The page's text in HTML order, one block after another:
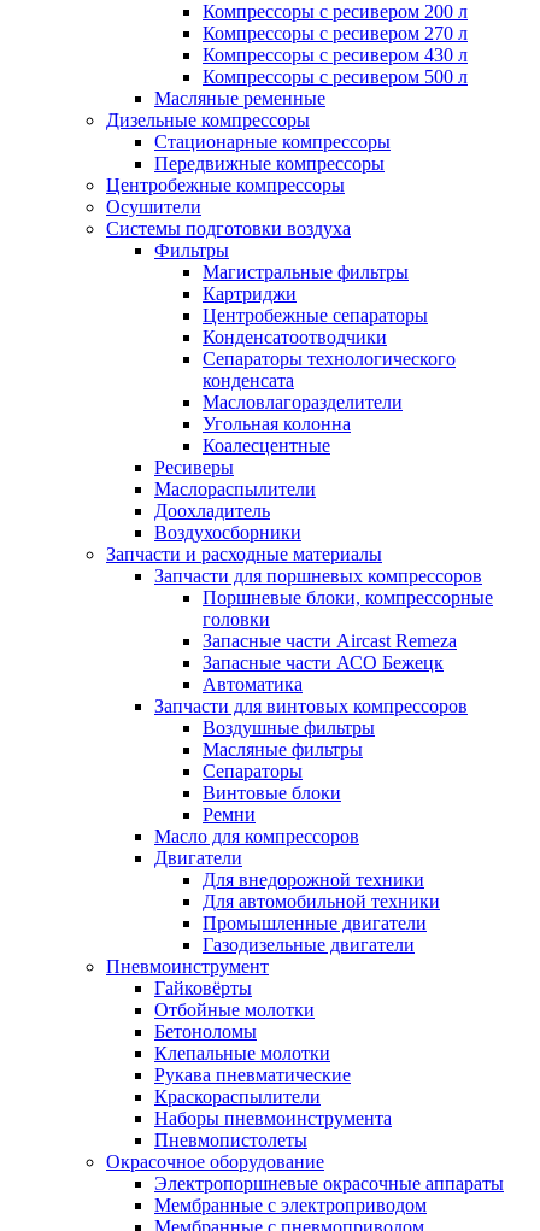
Компрессоры с ресивером 200 л
Компрессоры с ресивером 270 л
Компрессоры с ресивером 430 л
Компрессоры с ресивером 500 л
Масляные ременные
Дизельные компрессоры
Стационарные компрессоры
Передвижные компрессоры
Центробежные компрессоры
Осушители
Системы подготовки воздуха
Фильтры
Магистральные фильтры
Картриджи
Центробежные сепараторы
Конденсатоотводчики
Сепараторы технологического
конденсата
Масловлагоразделители
Угольная колонна
Коалесцентные
Ресиверы
Маслораспылители
Доохладитель
Воздухосборники
Запчасти и расходные материалы
Запчасти для поршневых компрессоров
Поршневые блоки, компрессорные
головки
Запасные части Aircast Remeza
Запасные части АСО Бежецк
Автоматика
Запчасти для винтовых компрессоров
Воздушные фильтры
Масляные фильтры
Сепараторы
Винтовые блоки
Ремни
Масло для компрессоров
Двигатели
Для внедорожной техники
Для автомобильной техники
Промышленные двигатели
Газодизельные двигатели
Пневмоинструмент
Гайковёрты
Отбойные молотки
Бетоноломы
Клепальные молотки
Рукава пневматические
Краскораспылители
Наборы пневмоинструмента
Пневмопистолеты
Окрасочное оборудование
Электропоршневые окрасочные аппараты
Мембранные с электроприводом
Мембранные с пневмоприводом